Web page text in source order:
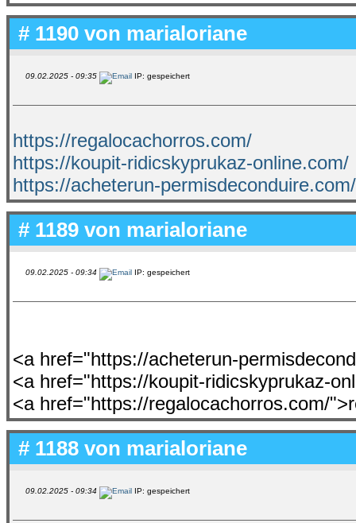
# 1190 von marialoriane
09.02.2025 - 09:35 IP: gespeichert
https://regalocachorros.com/
https://koupit-ridicskyprukaz-online.com/
https://acheterun-permisdeconduire.com/
# 1189 von marialoriane
09.02.2025 - 09:34 IP: gespeichert
<a href="https://acheterun-
<a href="https://koupit-ridicskyprukaz-
<a href="https://regalocachorros.com/
# 1188 von marialoriane
09.02.2025 - 09:34 IP: gespeichert